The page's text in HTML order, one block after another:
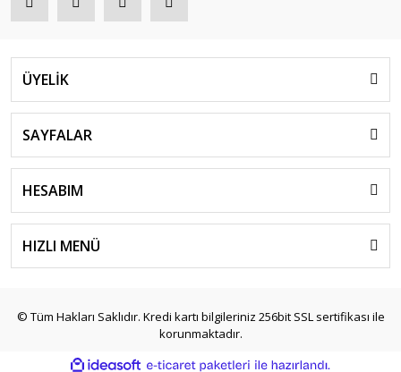
ÜYELİK
SAYFALAR
HESABIM
HIZLI MENÜ
© Tüm Hakları Saklıdır. Kredi kartı bilgileriniz 256bit SSL sertifikası ile
korunmaktadır.
ideasoft e-